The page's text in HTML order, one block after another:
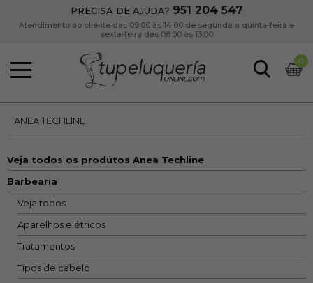
PRECISA DE AJUDA? 951 204 547
Atendimento ao cliente das 09:00 às 14:00 de segunda a quinta-feira e
sexta-feira das 08:00 às 13:00
0
ANEA TECHLINE
Veja todos os produtos Anea Techline
Barbearia
Veja todos
Aparelhos elétricos
Tratamentos
Tipos de cabelo